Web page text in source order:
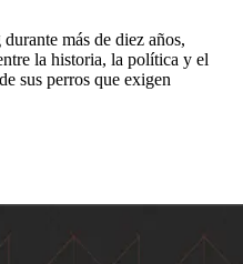
más de diez años,
la historia, la política y el
sus perros que exigen